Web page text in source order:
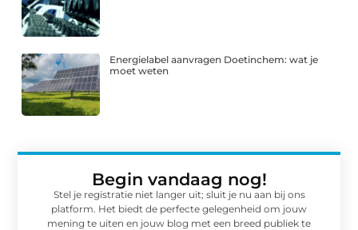
Energielabel aanvragen Doetinchem: wat je
moet weten
Begin vandaag nog!
Stel je registratie niet langer uit; sluit je nu aan bij ons
platform. Het biedt de perfecte gelegenheid om jouw
mening te uiten en jouw blog met een breed publiek te